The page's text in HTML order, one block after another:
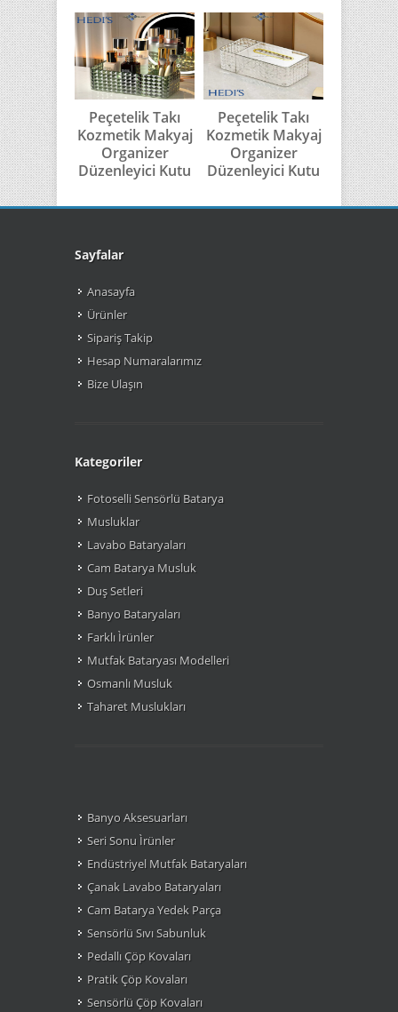
Peçetelik Takı
Kozmetik Makyaj
Organizer
Düzenleyici Kutu
Peçetelik Takı
Kozmetik Makyaj
Organizer
Düzenleyici Kutu
Sayfalar
Anasayfa
Ürünler
Sipariş Takip
Hesap Numaralarımız
Bize Ulaşın
Kategoriler
Fotoselli Sensörlü Batarya
Musluklar
Lavabo Bataryaları
Cam Batarya Musluk
Duş Setleri
Banyo Bataryaları
Farklı Ìrünler
Mutfak Bataryası Modelleri
Osmanlı Musluk
Taharet Muslukları
Banyo Aksesuarları
Seri Sonu Ìrünler
Endüstriyel Mutfak Bataryaları
Çanak Lavabo Bataryaları
Cam Batarya Yedek Parça
Sensörlü Sıvı Sabunluk
Pedallı Çöp Kovaları
Pratik Çöp Kovaları
Sensörlü Çöp Kovaları